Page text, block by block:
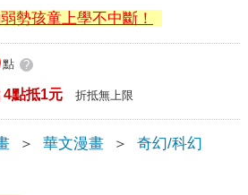
勢孩童上學不中斷！
點 ?
4點抵1元 折抵無上限
＞ 華文漫畫 ＞ 奇幻/科幻